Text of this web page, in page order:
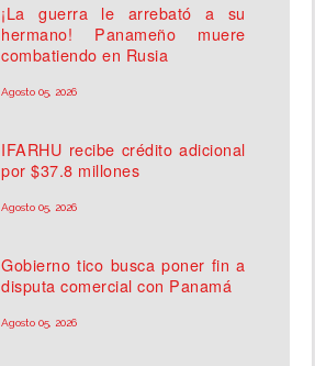
¡La guerra le arrebató a su
hermano! Panameño muere
combatiendo en Rusia
Agosto 05, 2026
IFARHU recibe crédito adicional
por $37.8 millones
Agosto 05, 2026
Gobierno tico busca poner fin a
disputa comercial con Panamá
Agosto 05, 2026